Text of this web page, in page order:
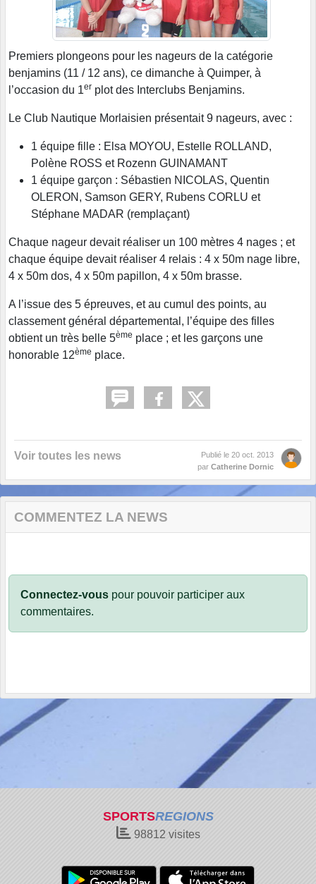
Premiers plongeons pour les nageurs de la catégorie
benjamins (11 / 12 ans), ce dimanche à Quimper, à
l’occasion du 1er plot des Interclubs Benjamins.
Le Club Nautique Morlaisien présentait 9 nageurs, avec :
1 équipe fille : Elsa MOYOU, Estelle ROLLAND,
Polène ROSS et Rozenn GUINAMANT
1 équipe garçon : Sébastien NICOLAS, Quentin
OLERON, Samson GERY, Rubens CORLU et
Stéphane MADAR (remplaçant)
Chaque nageur devait réaliser un 100 mètres 4 nages ; et
chaque équipe devait réaliser 4 relais : 4 x 50m nage libre,
4 x 50m dos, 4 x 50m papillon, 4 x 50m brasse.
A l’issue des 5 épreuves, et au cumul des points, au
classement général départemental, l’équipe des filles
obtient un très belle 5ème place ; et les garçons une
honorable 12ème place.
Voir toutes les news Publié le 20 oct. 2013
par Catherine Dornic
COMMENTEZ LA NEWS
Connectez-vous pour pouvoir participer aux
commentaires.
SPORTSREGIONS
98812 visites